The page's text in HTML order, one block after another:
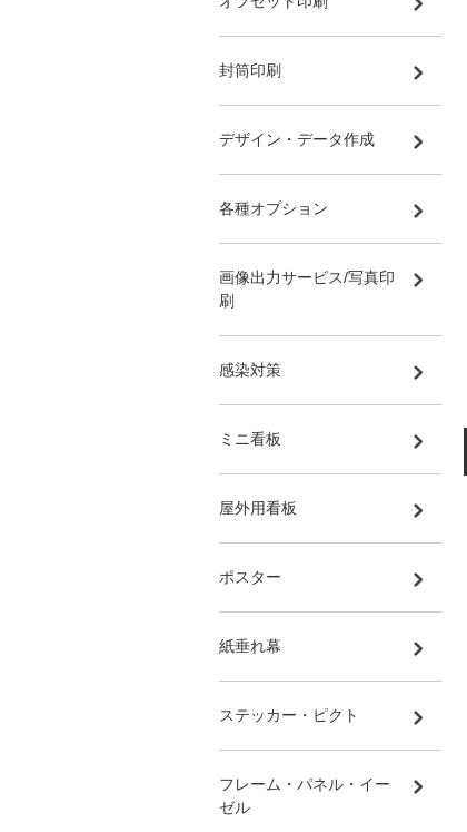
封筒印刷
デザイン・データ作成
各種オプション
画像出力サービス/写真印
刷
感染対策
ミニ看板
屋外用看板
ポスター
紙垂れ幕
ステッカー・ピクト
フレーム・パネル・イー
ゼル